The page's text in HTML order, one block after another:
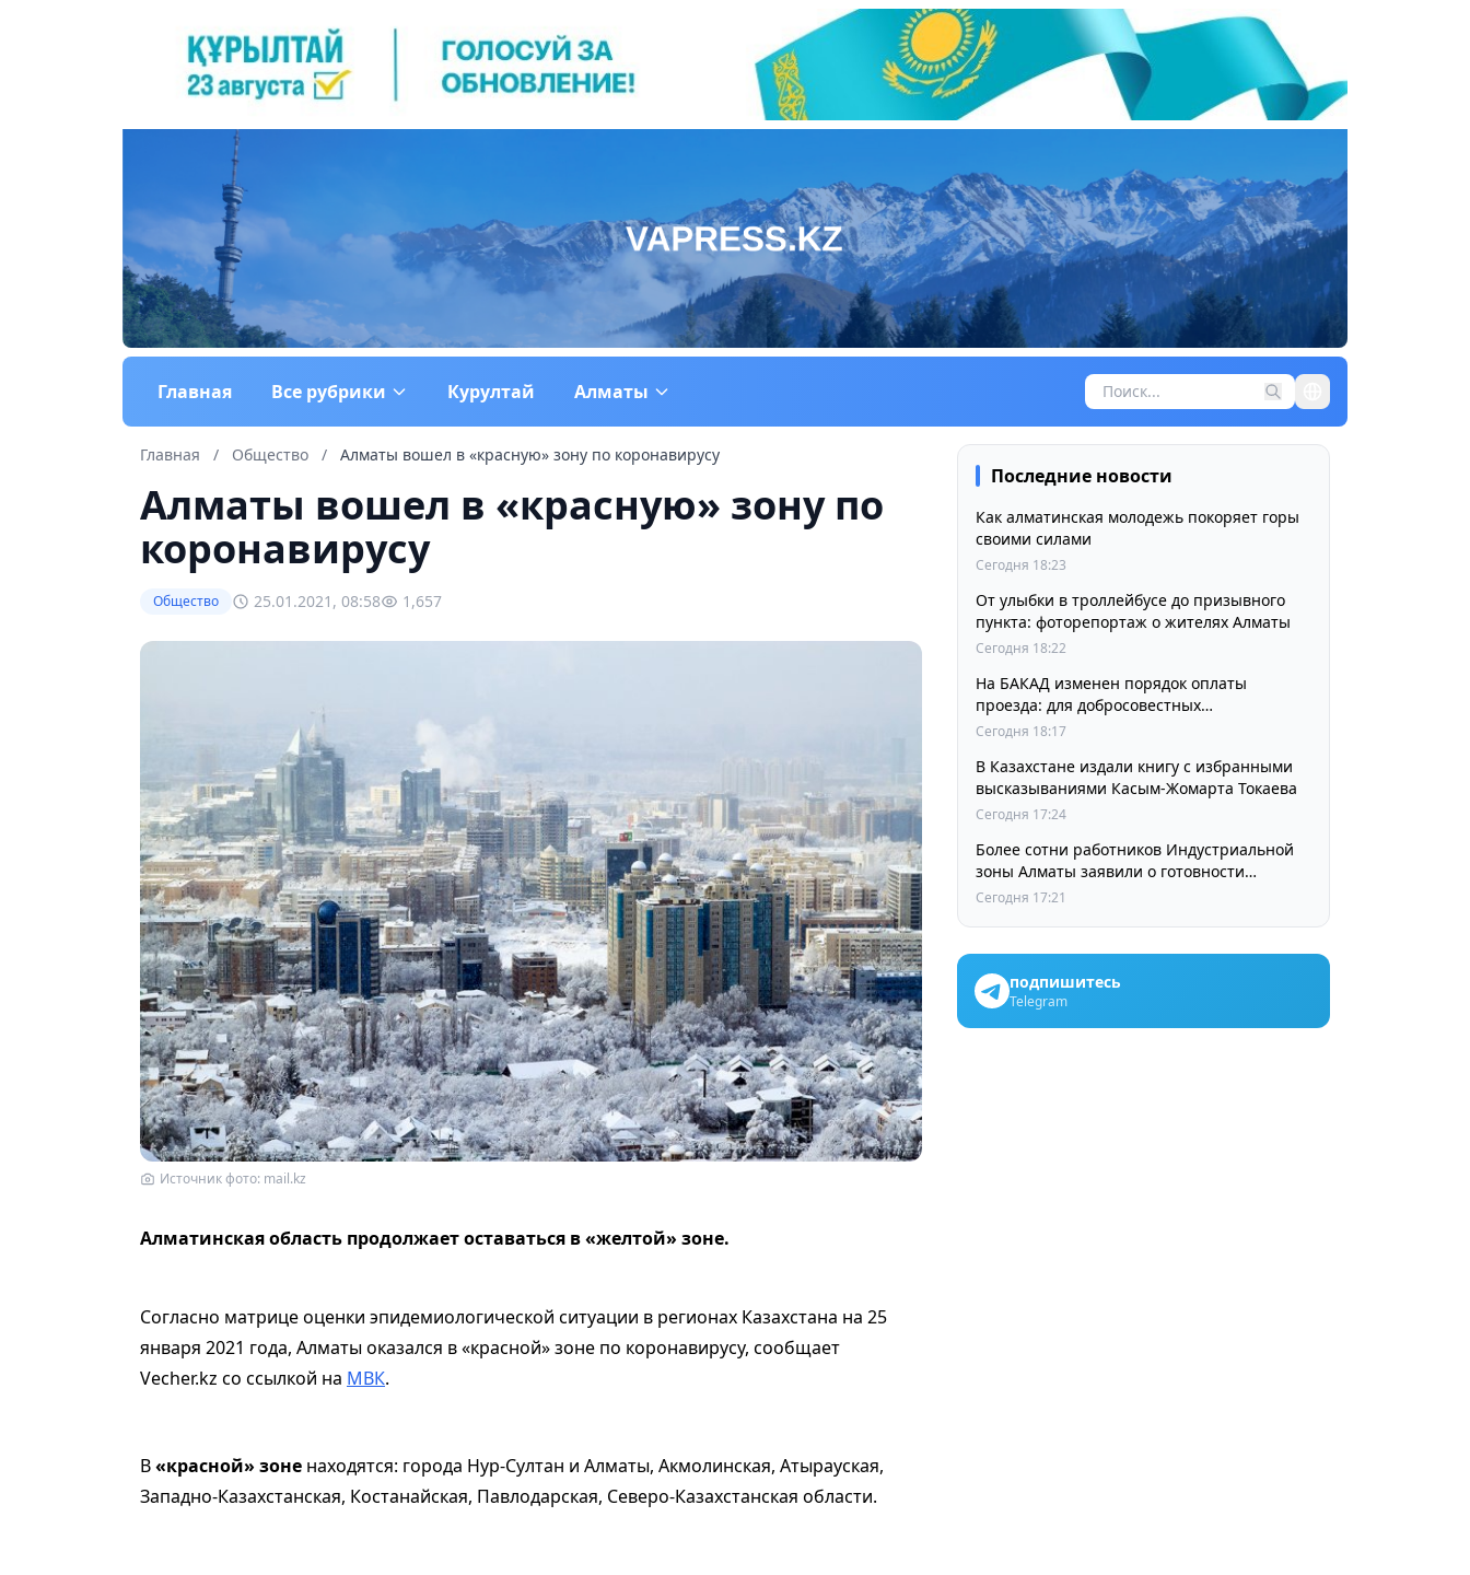
Главная Все рубрики Курултай Алматы
Главная / Общество / Алматы вошел в «красную» зону по коронавирусу
Алматы вошел в «красную» зону по
коронавирусу
Общество 25.01.2021, 08:58 1,657
Источник фото: mail.kz
Алматинская область продолжает оставаться в «желтой» зоне.
Согласно матрице оценки эпидемиологической ситуации в регионах Казахстана на 25
января 2021 года, Алматы оказался в «красной» зоне по коронавирусу, сообщает
Vecher.kz со ссылкой на МВК.
В«красной» зоне находятся: города Нур-Султан и Алматы, Акмолинская, Атырауская,
Западно-Казахстанская, Костанайская, Павлодарская, Северо-Казахстанская области.
Последние новости
Как алматинская молодежь покоряет горы
своими силами
Сегодня 18:23
От улыбки в троллейбусе до призывного
пункта: фоторепортаж о жителях Алматы
Сегодня 18:22
На БАКАД изменен порядок оплаты
проезда: для добросовестных
пользователей стоимость остается
Сегодня 18:17
В Казахстане издали книгу с избранными
высказываниями Касым-Жомарта Токаева
Сегодня 17:24
Более сотни работников Индустриальной
зоны Алматы заявили о готовности
принять участие в выборах членов
Сегодня 17:21
подпишитесь
Telegram